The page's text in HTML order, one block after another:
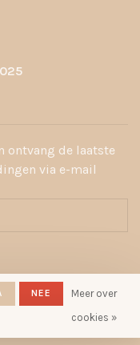
ontvang de laatste
via e-mail
privacybeleid.
NEE
Meer over
cookies »